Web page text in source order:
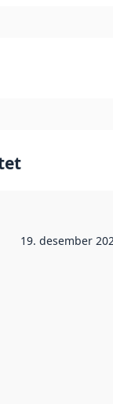
vart
av
19. desember